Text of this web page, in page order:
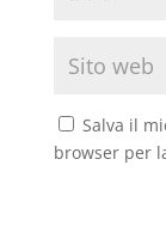
Salva il
browser per